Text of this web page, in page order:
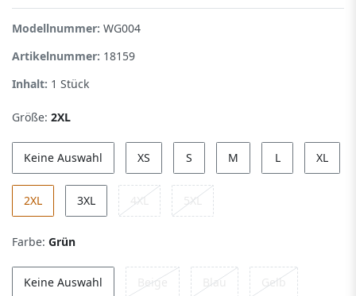
Modellnummer: WG004
Artikelnummer: 18159
Inhalt: 1 Stück
Größe: 2XL
Keine Auswahl XS S M L XL
2XL 3XL 4XL 5XL
Farbe: Grün
Keine Auswahl Beige Blau Gelb